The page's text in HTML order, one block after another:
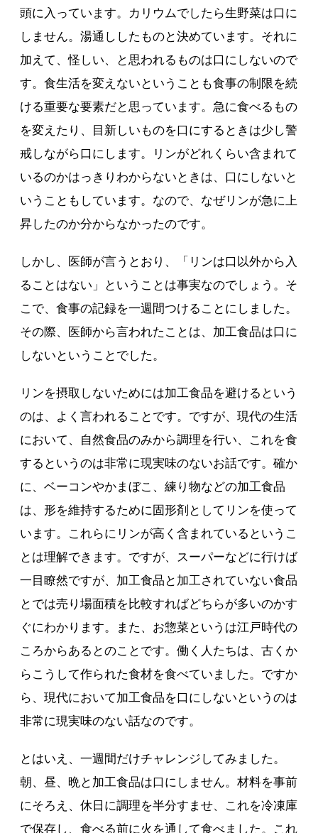
頭に入っています。カリウムでしたら生野菜は口に
しません。湯通ししたものと決めています。それに
加えて、怪しい、と思われるものは口にしないので
す。食生活を変えないということも食事の制限を続
ける重要な要素だと思っています。急に食べるもの
を変えたり、目新しいものを口にするときは少し警
戒しながら口にします。リンがどれくらい含まれて
いるのかはっきりわからないときは、口にしないと
いうこともしています。なので、なぜリンが急に上
昇したのか分からなかったのです。
しかし、医師が言うとおり、「リンは口以外から入
ることはない」ということは事実なのでしょう。そ
こで、食事の記録を一週間つけることにしました。
その際、医師から言われたことは、加工食品は口に
しないということでした。
リンを摂取しないためには加工食品を避けるという
のは、よく言われることです。ですが、現代の生活
において、自然食品のみから調理を行い、これを食
するというのは非常に現実味のないお話です。確か
に、ベーコンやかまぼこ、練り物などの加工食品
は、形を維持するために固形剤としてリンを使って
います。これらにリンが高く含まれているというこ
とは理解できます。ですが、スーパーなどに行けば
一目瞭然ですが、加工食品と加工されていない食品
とでは売り場面積を比較すればどちらが多いのかす
ぐにわかります。また、お惣菜というは江戸時代の
ころからあるとのことです。働く人たちは、古くか
らこうして作られた食材を食べていました。ですか
ら、現代において加工食品を口にしないというのは
非常に現実味のない話なのです。
とはいえ、一週間だけチャレンジしてみました。
朝、昼、晩と加工食品は口にしません。材料を事前
にそろえ、休日に調理を半分すませ、これを冷凍庫
で保存し、食べる前に火を通して食べました。これ